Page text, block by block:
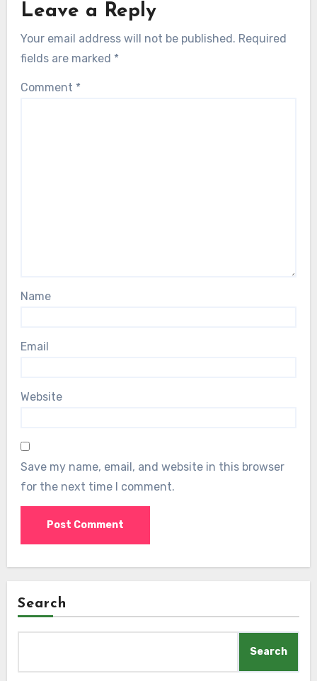
Leave a Reply
Your email address will not be published. Required
fields are marked *
Comment *
Name
Email
Website
Save my name, email, and website in this browser
for the next time I comment.
Search
Search